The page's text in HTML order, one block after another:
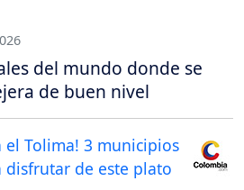
del mundo donde se
de buen nivel